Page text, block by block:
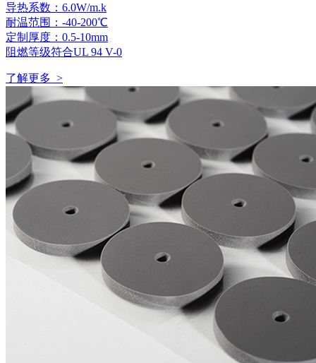
导热系数：6.0W/m.k
耐温范围：-40-200℃
定制厚度：0.5-10mm
阻燃等级符合UL 94 V-0
了解更多 >